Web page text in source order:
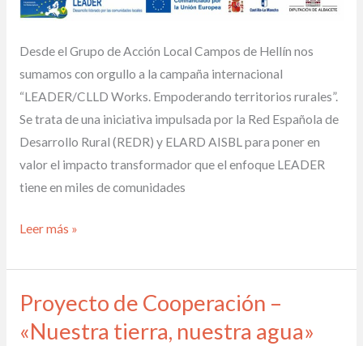
Desde el Grupo de Acción Local Campos de Hellín nos
sumamos con orgullo a la campaña internacional
“LEADER/CLLD Works. Empoderando territorios rurales”.
Se trata de una iniciativa impulsada por la Red Española de
Desarrollo Rural (REDR) y ELARD AISBL para poner en
valor el impacto transformador que el enfoque LEADER
tiene en miles de comunidades
Leer más »
Proyecto de Cooperación –
«Nuestra tierra, nuestra agua»
Proyecto
de